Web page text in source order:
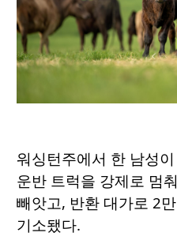
워싱턴주에서 한 남성
운반 트럭을 강제로 멈
빼앗고, 반환 대가로 2
기소됐다.